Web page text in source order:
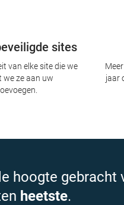
sites
van elke site die we
we ze aan uw
jaar
hoogte gebracht
heetste.